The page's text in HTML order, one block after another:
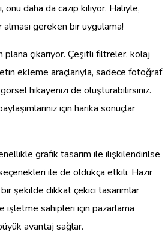
daha da cazip kılıyor. Haliyle,
gereken bir uygulama!
plana çıkarıyor. Çeşitli filtreler, kolaj
ekleme araçlarıyla, sadece fotoğraf
hikayenizi de oluşturabilirsiniz.
için harika sonuçlar
grafik tasarım ile ilişkilendirilse
ile de oldukça etkili. Hazır
şekilde dikkat çekici tasarımlar
işletme sahipleri için pazarlama
avantaj sağlar.